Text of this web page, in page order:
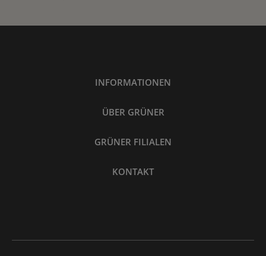
INFORMATIONEN
ÜBER GRÜNER
GRÜNER FILIALEN
KONTAKT